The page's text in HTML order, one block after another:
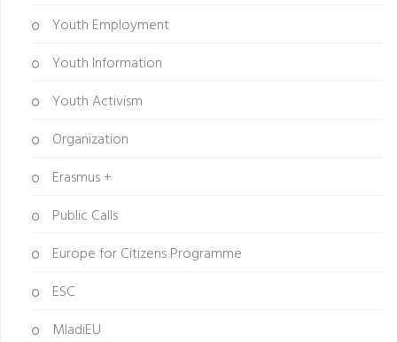
Youth Employment
Youth Information
Youth Activism
Organization
Erasmus +
Public Calls
Europe for Citizens Programme
ESC
MladiEU